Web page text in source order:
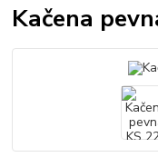
Kačena